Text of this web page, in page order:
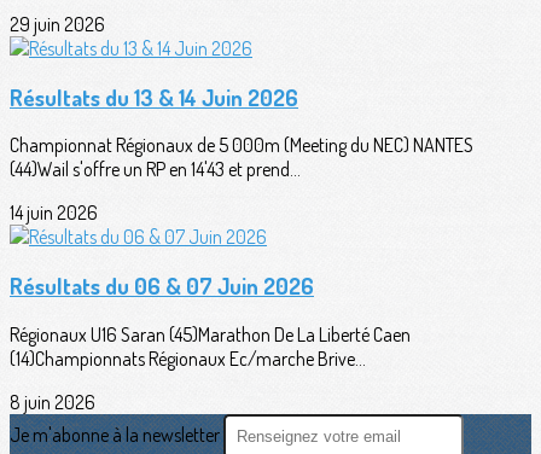
29 juin 2026
Résultats du 13 & 14 Juin 2026
Championnat Régionaux de 5 000m (Meeting du NEC) NANTES
(44)Wail s'offre un RP en 14'43 et prend...
14 juin 2026
Résultats du 06 & 07 Juin 2026
Régionaux U16 Saran (45)Marathon De La Liberté Caen
(14)Championnats Régionaux Ec/marche Brive...
8 juin 2026
Je m'abonne à la newsletter